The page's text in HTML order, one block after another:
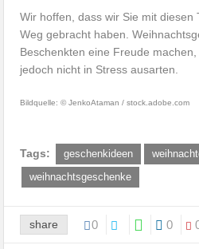
Wir hoffen, dass wir Sie mit diesen
Weg gebracht haben.
Beschenkten eine Freude
jedoch nicht in Stress ausarten.
Bildquelle: © JenkoAtaman / stock.adobe.com
Tags: geschenkideen
weihnachtsgeschenke
share 0 0